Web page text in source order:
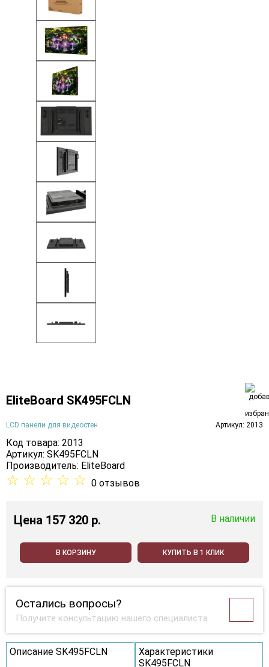
EliteBoard SK495FCLN
LCD панели для видеостен Артикул: 2013
Код товара: 2013
Артикул: SK495FCLN
Производитель: EliteBoard
☆ ☆ ☆ ☆ ☆ 0 отзывов
Цена 157 320 p. В наличии
В КОРЗИНУ КУПИТЬ В 1 КЛИК
Остались вопросы?
Получите консультацию нашего специалиста
Описание SK495FCLN
Характеристики
SK495FCLN